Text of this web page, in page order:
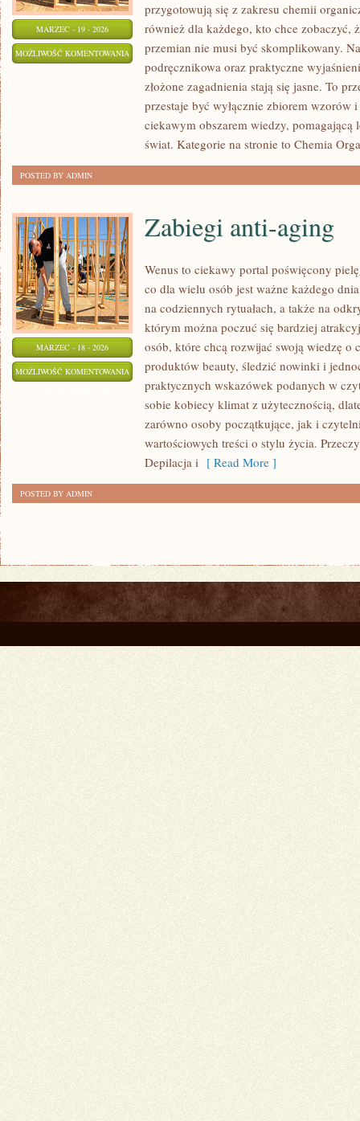
MARZEC - 19 - 2026
MOŻLIWOŚĆ KOMENTOWANIA REAKCJE
CHEMICZNE
przygotowują się z zakresu chemii
również dla każdego, kto chce zobaczyć,
przemian nie musi być skomplikowany.
podręcznikowa oraz praktyczne
złożone zagadnienia stają się jasne. To
przestaje być wyłącznie zbiorem wzorów
ciekawym obszarem wiedzy, pomagającą
świat. Kategorie na stronie to Chemia
POSTED BY ADMIN
MARZEC - 18 - 2026
MOŻLIWOŚĆ KOMENTOWANIA ZABIEGI
ANTI-
AGING
Zabiegi anti-aging
Wenus to ciekawy portal poświęcony
co dla wielu osób jest ważne każdego
na codziennych rytuałach, a także na
którym można poczuć się bardziej
osób, które chcą rozwijać swoją wiedzę o
produktów beauty, śledzić nowinki i
praktycznych wskazówek podanych w
sobie kobiecy klimat z użytecznością,
zarówno osoby początkujące, jak i
wartościowych treści o stylu życia.
Depilacja i [ Read More ]
POSTED BY ADMIN